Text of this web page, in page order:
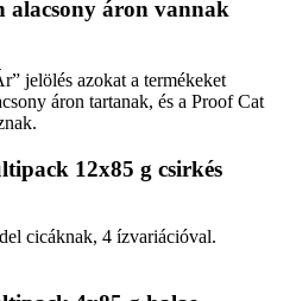
alacsony áron vannak
jelölés azokat a termékeket
áron tartanak, és a Proof Cat
12x85 g csirkés
cicáknak, 4 ízvariációval.